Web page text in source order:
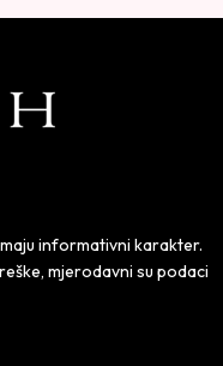
informativni karakter.
mjerodavni su podaci